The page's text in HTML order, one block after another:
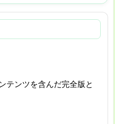
テンツを含んだ完全版と